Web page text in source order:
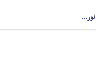
نور...